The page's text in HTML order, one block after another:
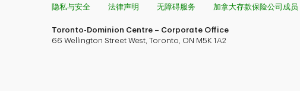
隐私与安全 法律声明 无障碍服务 加拿大存款保险公司成员
Toronto-Dominion Centre – Corporate Office
66 Wellington Street West, Toronto, ON M5K 1A2